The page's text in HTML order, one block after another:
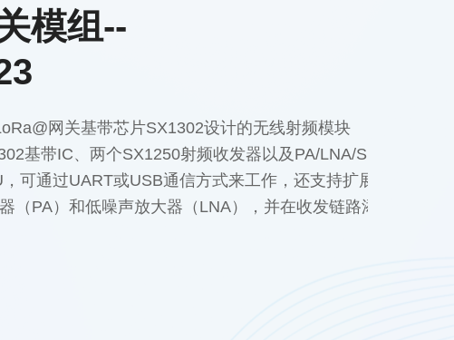
模组--
网关基带芯片SX1302设计的无线射频模块
基带IC、两个SX1250射频收发器以及PA/LNA/SPDT等高性
可通过UART或USB通信方式来工作，还支持扩展Listen
（PA）和低噪声放大器（LNA），并在收发链路添加了声